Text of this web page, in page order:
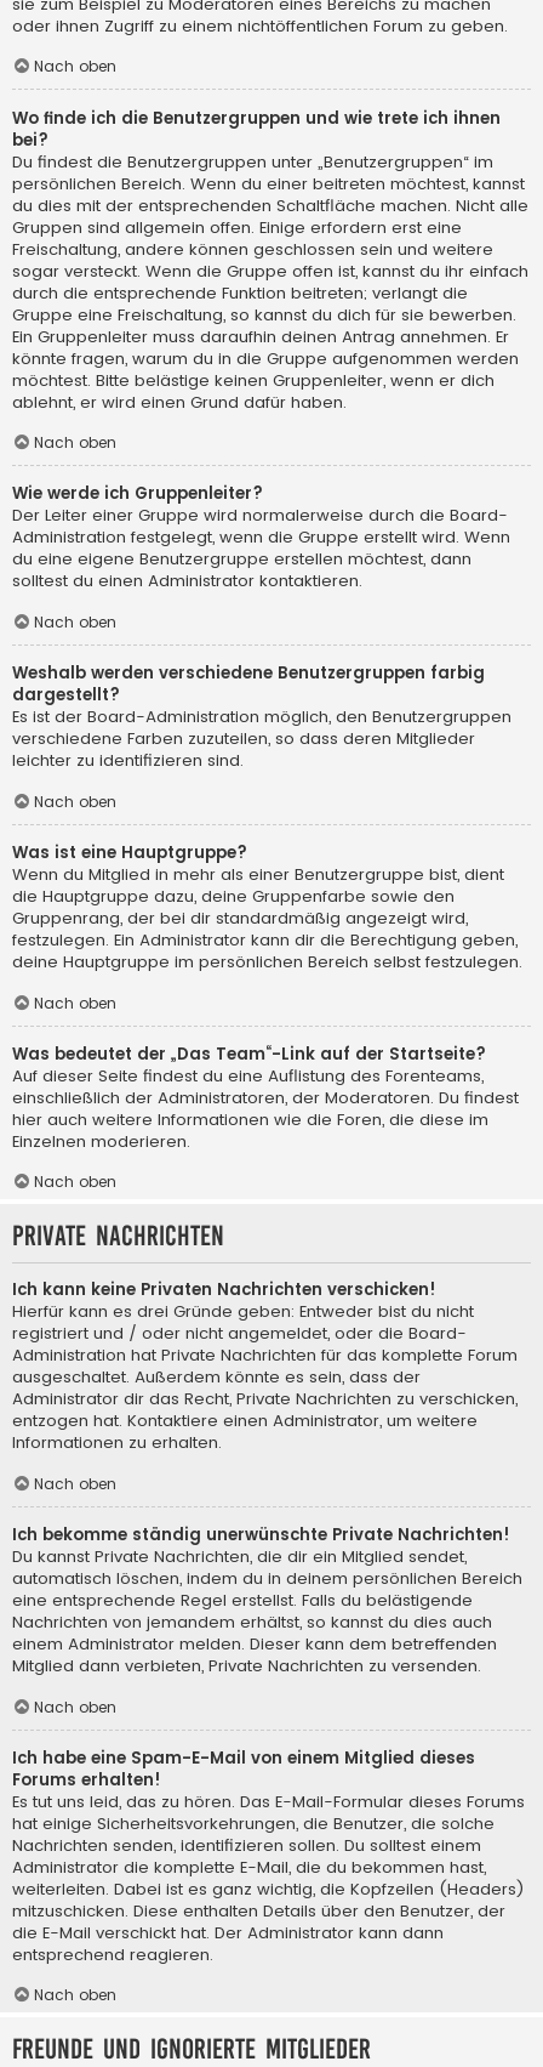
oder ihnen Zugriff zu einem nichtöffentlichen Forum zu geben.
Nach oben
Wo finde ich die Benutzergruppen und wie trete ich ihnen
bei?
Du findest die Benutzergruppen unter „Benutzergruppen“ im
persönlichen Bereich. Wenn du einer beitreten möchtest, kannst
du dies mit der entsprechenden Schaltfläche machen. Nicht alle
Gruppen sind allgemein offen. Einige erfordern erst eine
Freischaltung, andere können geschlossen sein und weitere
sogar versteckt. Wenn die Gruppe offen ist, kannst du ihr einfach
durch die entsprechende Funktion beitreten; verlangt die
Gruppe eine Freischaltung, so kannst du dich für sie bewerben.
Ein Gruppenleiter muss daraufhin deinen Antrag annehmen. Er
könnte fragen, warum du in die Gruppe aufgenommen werden
möchtest. Bitte belästige keinen Gruppenleiter, wenn er dich
ablehnt, er wird einen Grund dafür haben.
Nach oben
Wie werde ich Gruppenleiter?
Der Leiter einer Gruppe wird normalerweise durch die Board-
Administration festgelegt, wenn die Gruppe erstellt wird. Wenn
du eine eigene Benutzergruppe erstellen möchtest, dann
solltest du einen Administrator kontaktieren.
Nach oben
Weshalb werden verschiedene Benutzergruppen farbig
dargestellt?
Es ist der Board-Administration möglich, den Benutzergruppen
verschiedene Farben zuzuteilen, so dass deren Mitglieder
leichter zu identifizieren sind.
Nach oben
Was ist eine Hauptgruppe?
Wenn du Mitglied in mehr als einer Benutzergruppe bist, dient
die Hauptgruppe dazu, deine Gruppenfarbe sowie den
Gruppenrang, der bei dir standardmäßig angezeigt wird,
festzulegen. Ein Administrator kann dir die Berechtigung geben,
deine Hauptgruppe im persönlichen Bereich selbst festzulegen.
Nach oben
Was bedeutet der „Das Team“-Link auf der Startseite?
Auf dieser Seite findest du eine Auflistung des Forenteams,
einschließlich der Administratoren, der Moderatoren. Du findest
hier auch weitere Informationen wie die Foren, die diese im
Einzelnen moderieren.
Nach oben
Private Nachrichten
Ich kann keine Privaten Nachrichten verschicken!
Hierfür kann es drei Gründe geben: Entweder bist du nicht
registriert und / oder nicht angemeldet, oder die Board-
Administration hat Private Nachrichten für das komplette Forum
ausgeschaltet. Außerdem könnte es sein, dass der
Administrator dir das Recht, Private Nachrichten zu verschicken,
entzogen hat. Kontaktiere einen Administrator, um weitere
Informationen zu erhalten.
Nach oben
Ich bekomme ständig unerwünschte Private Nachrichten!
Du kannst Private Nachrichten, die dir ein Mitglied sendet,
automatisch löschen, indem du in deinem persönlichen Bereich
eine entsprechende Regel erstellst. Falls du belästigende
Nachrichten von jemandem erhältst, so kannst du dies auch
einem Administrator melden. Dieser kann dem betreffenden
Mitglied dann verbieten, Private Nachrichten zu versenden.
Nach oben
Ich habe eine Spam-E-Mail von einem Mitglied dieses
Forums erhalten!
Es tut uns leid, das zu hören. Das E-Mail-Formular dieses Forums
hat einige Sicherheitsvorkehrungen, die Benutzer, die solche
Nachrichten senden, identifizieren sollen. Du solltest einem
Administrator die komplette E-Mail, die du bekommen hast,
weiterleiten. Dabei ist es ganz wichtig, die Kopfzeilen (Headers)
mitzuschicken. Diese enthalten Details über den Benutzer, der
die E-Mail verschickt hat. Der Administrator kann dann
entsprechend reagieren.
Nach oben
Freunde und ignorierte Mitglieder